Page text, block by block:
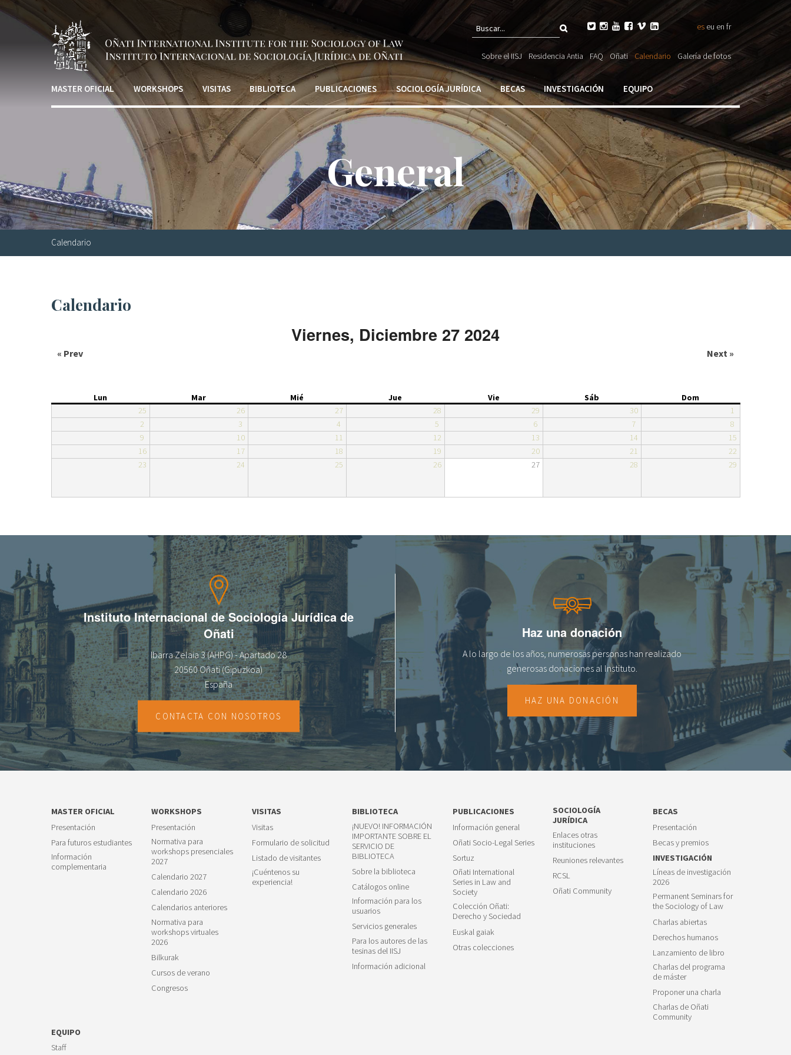
Pasar al contenido principal
Formulario
de
búsqueda
Buscar
       es eu en fr
Sobre el IISJ Residencia Antia FAQ Oñati Calendario Galería de fotos
MASTER OFICIAL WORKSHOPS VISITAS BIBLIOTECA PUBLICACIONES SOCIOLOGÍA JURÍDICA BECAS INVESTIGACIÓN EQUIPO
General
Calendario
Calendario
Viernes, Diciembre 27 2024
« Prev Next »
Lun Mar Mié Jue Vie Sáb
Dom
25
26 27 28 29 30
1
2
3 4 5 6 7
8
9
10 11 12 13 14
15
16
17 18 19 20 21
22
23
24 25 26 27 28 29
Instituto Internacional de Sociología Jurídica de
Oñati
Ibarra Zelaia 3 (AHPG) - Apartado 28
20560 Oñati (Gipuzkoa)
España
CONTACTA CON NOSOTROS
Haz una donación
A lo largo de los años, numerosas personas han realizado
generosas donaciones al lnstituto.
HAZ UNA DONACIÓN
MASTER OFICIAL
Presentación
Para futuros estudiantes
Información
complementaria
WORKSHOPS
Presentación
Normativa para
workshops presenciales
2027
Calendario 2027
Calendario 2026
Calendarios anteriores
Normativa para
workshops virtuales
2026
Bilkurak
Cursos de verano
Congresos
VISITAS
Visitas
Formulario de solicitud
Listado de visitantes
¡Cuéntenos su
experiencia!
BIBLIOTECA
¡NUEVO! INFORMACIÓN
IMPORTANTE SOBRE EL
SERVICIO DE
BIBLIOTECA
Sobre la biblioteca
Catálogos online
Información para los
usuarios
Servicios generales
Para los autores de las
tesinas del IISJ
Información adicional
PUBLICACIONES
Información general
Oñati Socio-Legal Series
Sortuz
Oñati International
Series in Law and
Society
Colección Oñati:
Derecho y Sociedad
Euskal gaiak
Otras colecciones
SOCIOLOGÍA
JURÍDICA
Enlaces otras
instituciones
Reuniones relevantes
RCSL
Oñati Community
BECAS
Presentación
Becas y premios
INVESTIGACIÓN
Líneas de investigación
2026
Permanent Seminars for
the Sociology of Law
Charlas abiertas
Derechos humanos
Lanzamiento de libro
Charlas del programa
de máster
Proponer una charla
Charlas de Oñati
Community
EQUIPO
Staff